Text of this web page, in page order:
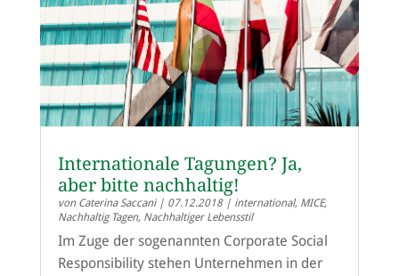
Internationale Tagungen? Ja,
aber bitte nachhaltig!
von Caterina Saccani| 07.12.2018| international, MICE,
Nachhaltig Tagen, Nachhaltiger Lebensstil
Im Zuge der sogenannten Corporate Social
Responsibility stehen Unternehmen in der